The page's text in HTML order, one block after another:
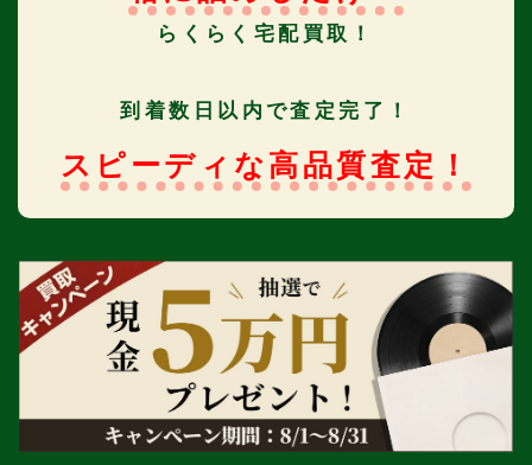
らくらく宅配買取！
到着数日以内で査定完了！
スピーディな高品質査定！